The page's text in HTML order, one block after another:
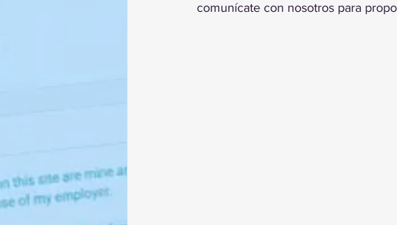
comunícate con nosotros para